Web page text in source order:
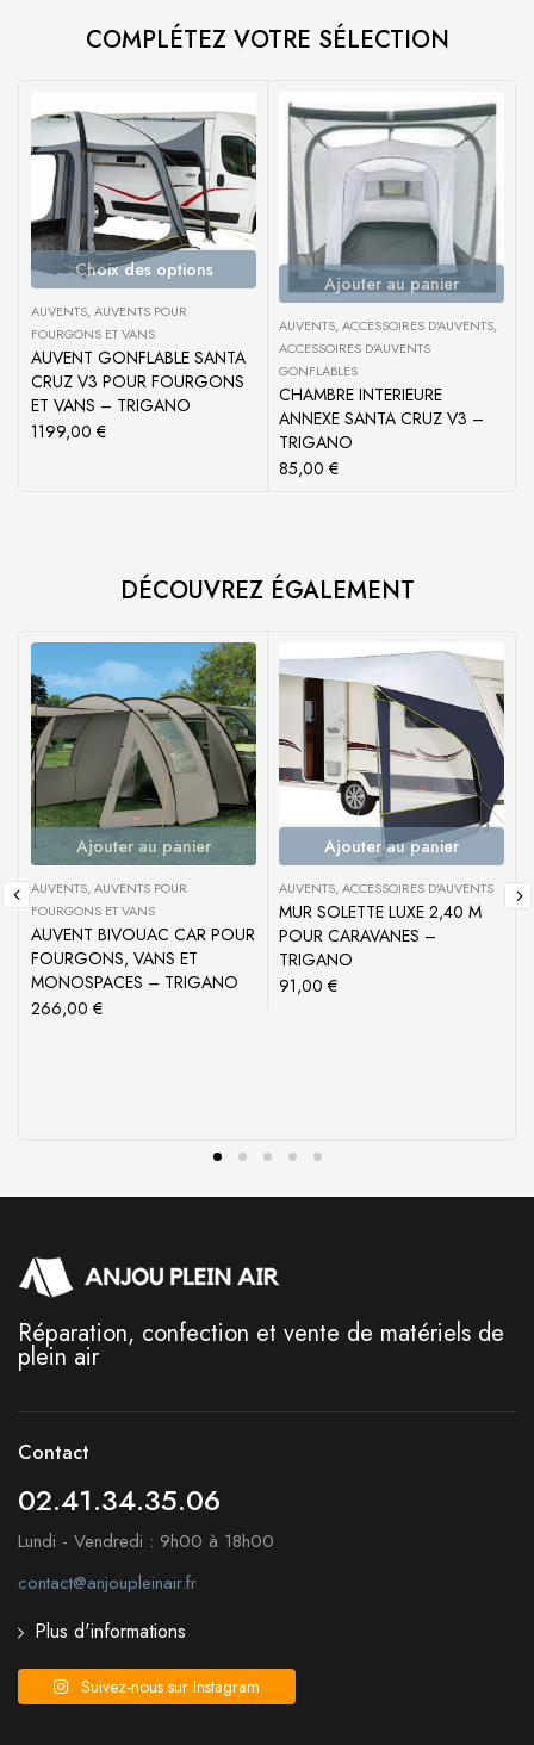
COMPLÉTEZ VOTRE SÉLECTION
Choix des options
AUVENTS,AUVENTS POUR
FOURGONS ET VANS
AUVENT GONFLABLE SANTA
CRUZ V3 POUR FOURGONS
ET VANS – TRIGANO
1199,00 €
Ajouter au panier
AUVENTS,ACCESSOIRES D'AUVENTS,
ACCESSOIRES D'AUVENTS
GONFLABLES
CHAMBRE INTERIEURE
ANNEXE SANTA CRUZ V3 –
TRIGANO
85,00 €
DÉCOUVREZ ÉGALEMENT
Ajouter au panier
AUVENTS,AUVENTS POUR
FOURGONS ET VANS
AUVENT BIVOUAC CAR POUR
FOURGONS, VANS ET
MONOSPACES – TRIGANO
266,00 €
Ajouter au panier
AUVENTS,ACCESSOIRES D'AUVENTS
MUR SOLETTE LUXE 2,40 M
POUR CARAVANES –
TRIGANO
91,00 €
Réparation, confection et vente de matériels de
plein air
Contact
02.41.34.35.06
Lundi - Vendredi : 9h00 à 18h00
contact@anjoupleinair.fr
Plus d'informations
Suivez-nous sur Instagram